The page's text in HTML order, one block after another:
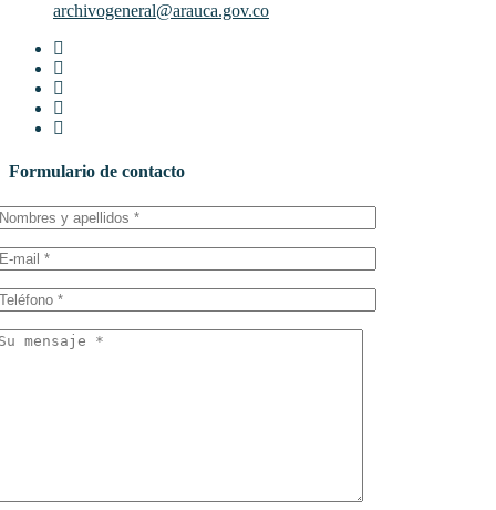
archivogeneral@arauca.gov.co
Formulario de contacto